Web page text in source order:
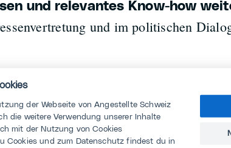
und relevantes Know-how
und im politischen
findet im Herbst zum
der Webseite von Angestellte Schweiz
die weitere Verwendung unserer Inhalte
mit der Nutzung von Cookies
Cookies und zum Datenschutz findest du in